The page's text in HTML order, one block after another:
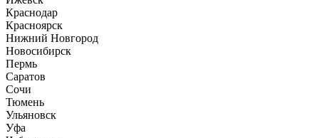
Краснодар
Красноярск
Нижний Новгород
Новосибирск
Пермь
Саратов
Сочи
Тюмень
Ульяновск
Уфа